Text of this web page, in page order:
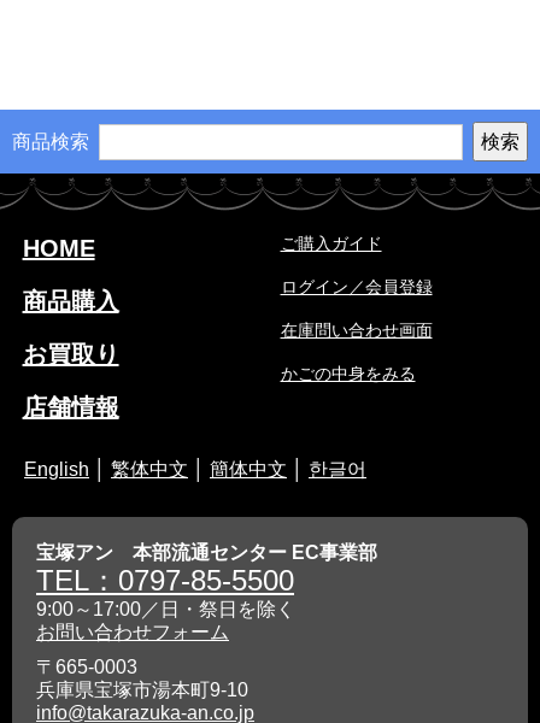
商品検索
HOME
商品購入
お買取り
店舗情報
ご購入ガイド
ログイン／会員登録
在庫問い合わせ画面
かごの中身をみる
English 繁体中文 簡体中文 한글어
宝塚アン 本部流通センター EC事業部
TEL：0797-85-5500
9:00～17:00／日・祭日を除く
お問い合わせフォーム
〒665-0003
兵庫県宝塚市湯本町9-10
info@takarazuka-an.co.jp